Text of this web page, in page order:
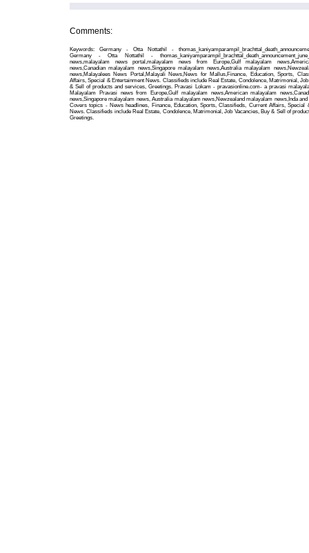
Comments:
Keywords: Germany - Otta Nottathil -
Germany - Otta Nottathil -
news,malayalam news portal,malayalam news from Europe,Gulf malayalam
news,Canadian malayalam news,Singapore malayalam news,Australia malayalam
news,Malayalees News Portal,Malayali News,News for Mallus,Finance, Education, Sports,
Affairs, Special & Entertainment News. Classifieds include Real Estate, Condolence, Matrimonial,
& Sell of products and services, Greetings. Pravasi Lokam - pravasionline.com- a pravasi
Malayalam Pravasi news from Europe,Gulf malayalam news,American malayalam
news,Singapore malayalam news, Australia malayalam news,Newzealand malayalam news,Inda and
Covers topics - News headlines, Finance, Education, Sports, Classifieds, Current Affairs, Special
News. Classifieds include Real Estate, Condolence, Matrimonial, Job Vacancies, Buy & Sell of
Greetings.